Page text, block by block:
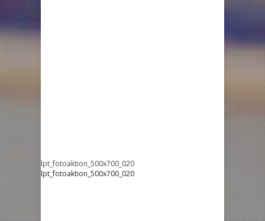
lpt_fotoaktion_500x700_020
lpt_fotoaktion_500x700_020